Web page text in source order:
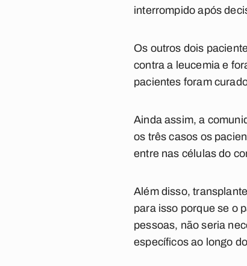
interrompido após
Os outros dois
contra a leucemia e
pacientes foram
Ainda assim, a
os três casos os
entre nas células do
Além disso,
para isso porque se o
pessoas, não seria
específicos ao longo